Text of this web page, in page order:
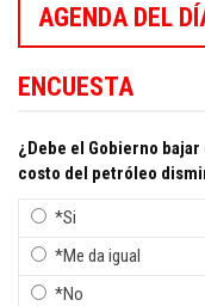
AGENDA DEL
ENCUESTA
¿Debe el Gobierno
costo del petróleo
*Si
*Me da igual
*No